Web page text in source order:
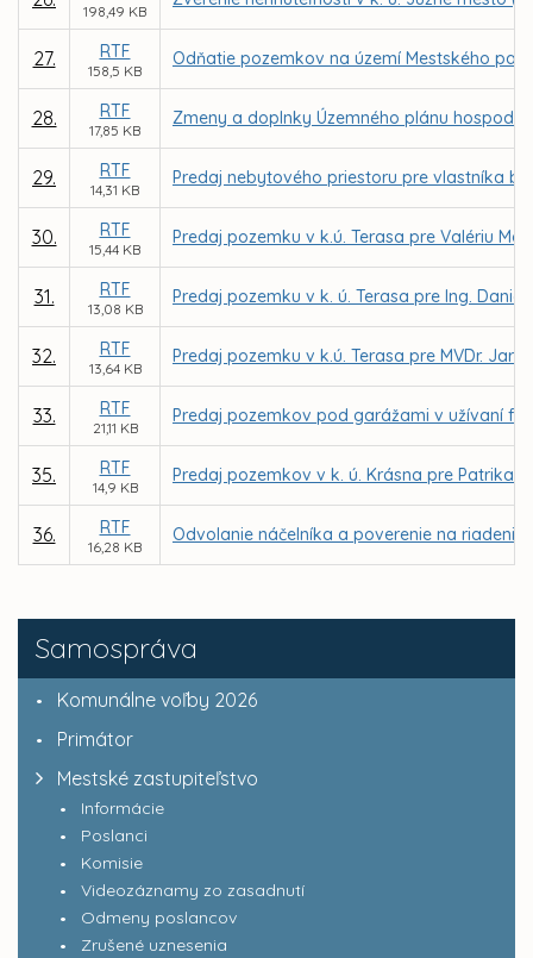
Samospráva
Komunálne voľby 2026
Primátor
Mestské zastupiteľstvo
Informácie
Poslanci
Komisie
Videozáznamy zo zasadnutí
Odmeny poslancov
Zrušené uznesenia
198,49 KB
27. RTF
158,5 KB
Odňatie pozemkov na území Mestského
28. RTF
17,85 KB
Zmeny a doplnky Územného plánu
29. RTF
14,31 KB
Predaj nebytového priestoru pre vlastníka
30. RTF
15,44 KB
Predaj pozemku v k.ú. Terasa pre Valériu
31. RTF
13,08 KB
Predaj pozemku v k. ú. Terasa pre Ing.
32. RTF
13,64 KB
Predaj pozemku v k.ú. Terasa pre MVDr.
33. RTF
21,11 KB
Predaj pozemkov pod garážami v užívaní
35. RTF
14,9 KB
Predaj pozemkov v k. ú. Krásna pre Patrika
36. RTF
16,28 KB
Odvolanie náčelníka a poverenie na riadenie